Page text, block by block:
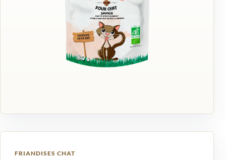
FRIANDISES CHAT